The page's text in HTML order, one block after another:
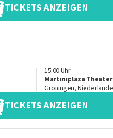
TICKETS ANZEIGEN
15:00Uhr
Martiniplaza Theater
Groningen, Niederlande
TICKETS ANZEIGEN